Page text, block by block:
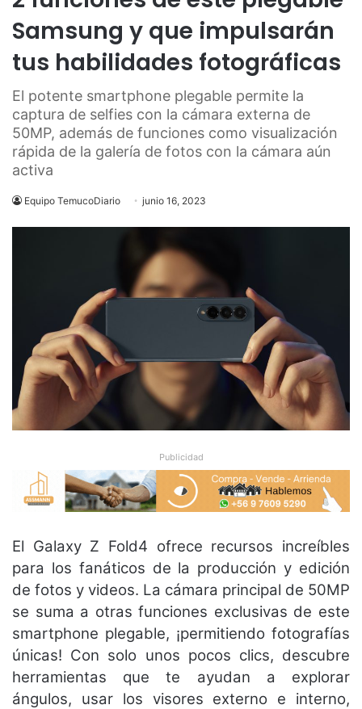
Samsung y que impulsarán
tus habilidades fotográficas
El potente smartphone plegable permite la
captura de selfies con la cámara externa de
50MP, además de funciones como visualización
rápida de la galería de fotos con la cámara aún
activa
Equipo TemucoDiario junio 16, 2023
Publicidad
El Galaxy Z Fold4 ofrece recursos increíbles
para los fanáticos de la producción y edición
de fotos y videos. La cámara principal de 50MP
se suma a otras funciones exclusivas de este
smartphone plegable, ¡permitiendo fotografías
únicas! Con solo unos pocos clics, descubre
herramientas que te ayudan a explorar
ángulos, usar los visores externo e interno,